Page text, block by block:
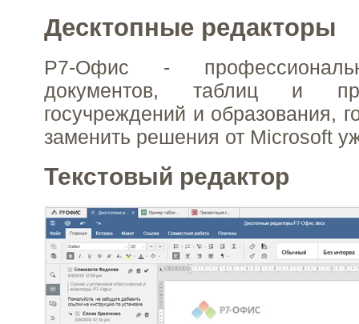
Десктопные редакторы
Р7-Офис -
документов, таблиц и
госучреждений и образования,
заменить решения от Microsoft
Текстовый редактор